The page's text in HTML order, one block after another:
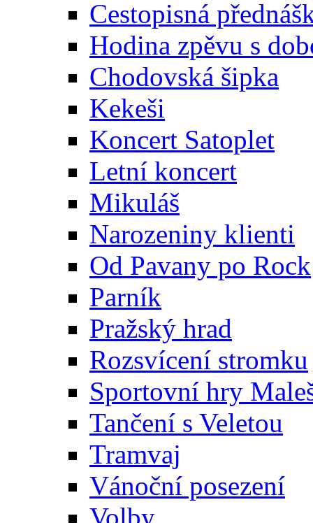
Cestopisná
Hodina zpěvu s
Chodovská šipka
Kekeši
Koncert Satoplet
Letní koncert
Mikuláš
Narozeniny klienti
Od Pavany po Rock
Parník
Pražský hrad
Rozsvícení stromku
Sportovní hry
Tančení s Veletou
Tramvaj
Vánoční posezení
Volby